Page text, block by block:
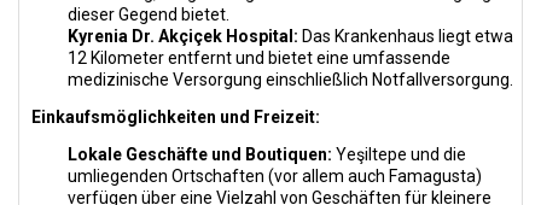
dieser Gegend bietet.
Kyrenia Dr. Akçiçek Hospital: Das Krankenhaus liegt etwa
12 Kilometer entfernt und bietet eine umfassende
medizinische Versorgung einschließlich Notfallversorgung.
Einkaufsmöglichkeiten und Freizeit:
Lokale Geschäfte und Boutiquen: Yeşiltepe und die
umliegenden Ortschaften (vor allem auch Famagusta)
verfügen über eine Vielzahl von Geschäften für kleinere